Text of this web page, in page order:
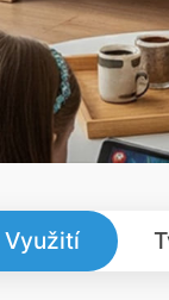
Využití